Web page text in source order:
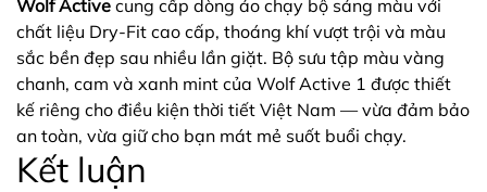
Wolf Active cung cấp dòng áo chạy bộ sáng màu với
chất liệu Dry-Fit cao cấp, thoáng khí vượt trội và màu
sắc bền đẹp sau nhiều lần giặt. Bộ sưu tập màu vàng
chanh, cam và xanh mint của Wolf Active 1 được thiết
kế riêng cho điều kiện thời tiết Việt Nam — vừa đảm bảo
an toàn, vừa giữ cho bạn mát mẻ suốt buổi chạy.
Kết luận